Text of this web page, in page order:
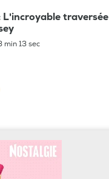
L'incroyable traversée
min 13 sec